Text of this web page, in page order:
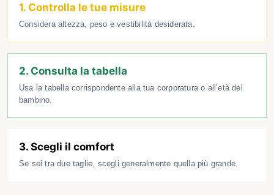
1. Controlla le tue misure
Considera altezza, peso e vestibilità desiderata.
2. Consulta la tabella
Usa la tabella corrispondente alla tua corporatura o all’età del
bambino.
3. Scegli il comfort
Se sei tra due taglie, scegli generalmente quella più grande.